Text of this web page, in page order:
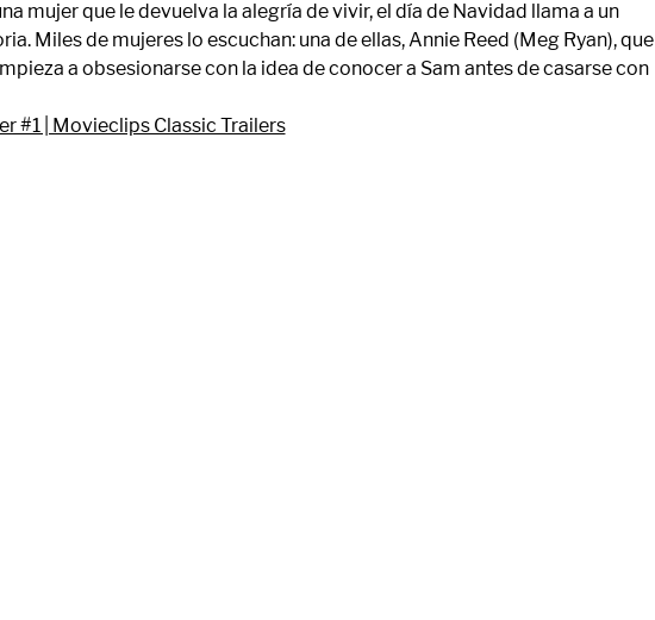
mujer que le devuelva la alegría de vivir, el día de Navidad llama a un
Miles de mujeres lo escuchan: una de ellas, Annie Reed (Meg Ryan), que
a obsesionarse con la idea de conocer a Sam antes de casarse con
#1 | Movieclips Classic Trailers